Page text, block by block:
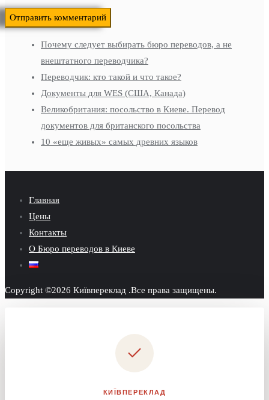
Почему следует выбирать бюро переводов, а не
внештатного переводчика?
Переводчик: кто такой и что такое?
Документы для WES (США, Канада)
Великобритания: посольство в Киеве. Перевод
документов для британского посольства
10 «еще живых» самых древних языков
Главная
Цены
Контакты
О Бюро переводов в Киеве
Copyright ©2026 Київпереклад .Все права защищены.
КИЇВПЕРЕКЛАД